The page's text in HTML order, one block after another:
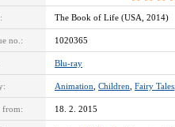
The Book of Life (USA, 2014)
no.: 1020365
Blu-ray
Animation Children Fairy Tales
from: 18. 2. 2015